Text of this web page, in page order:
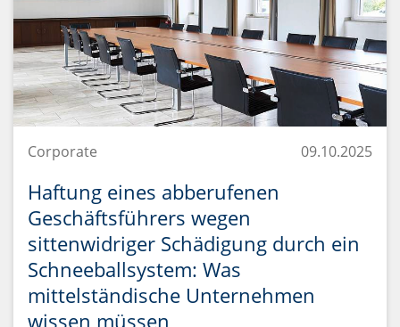
Corporate 09.10.2025
Haftung eines abberufenen
Geschäftsführers wegen
sittenwidriger Schädigung durch ein
Schneeballsystem: Was
mittelständische Unternehmen
wissen müssen